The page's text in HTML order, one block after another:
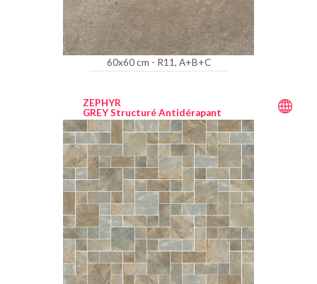
60x60 cm - R11, A+B+C
ZEPHYR
GREY Structuré Antidérapant